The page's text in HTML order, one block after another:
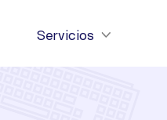
Servicios